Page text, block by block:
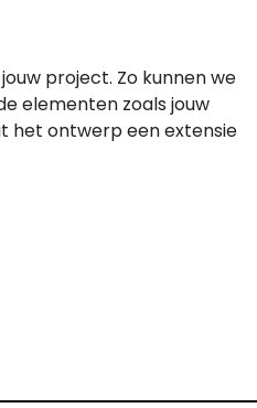
project. Zo kunnen we
elementen zoals jouw
het ontwerp een extensie